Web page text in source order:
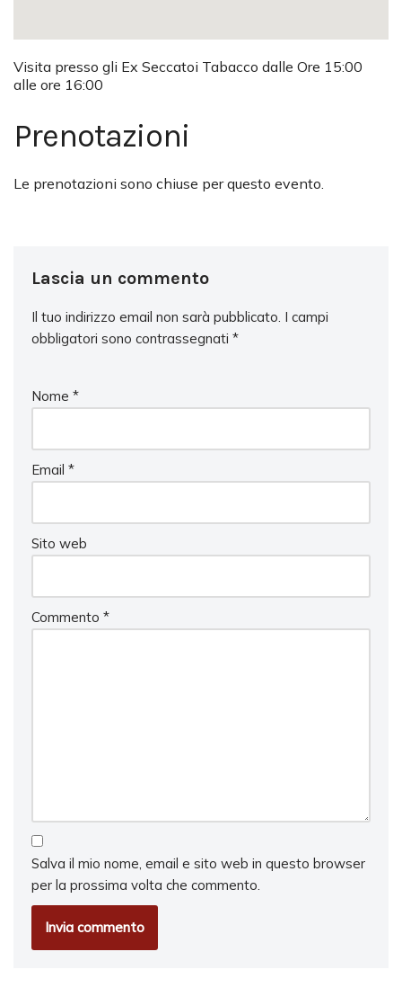
Visita presso gli Ex Seccatoi Tabacco dalle Ore 15:00
alle ore 16:00
Prenotazioni
Le prenotazioni sono chiuse per questo evento.
Lascia un commento
Il tuo indirizzo email non sarà pubblicato. I campi
obbligatori sono contrassegnati *
Nome *
Email *
Sito web
Commento *
Salva il mio nome, email e sito web in questo browser
per la prossima volta che commento.